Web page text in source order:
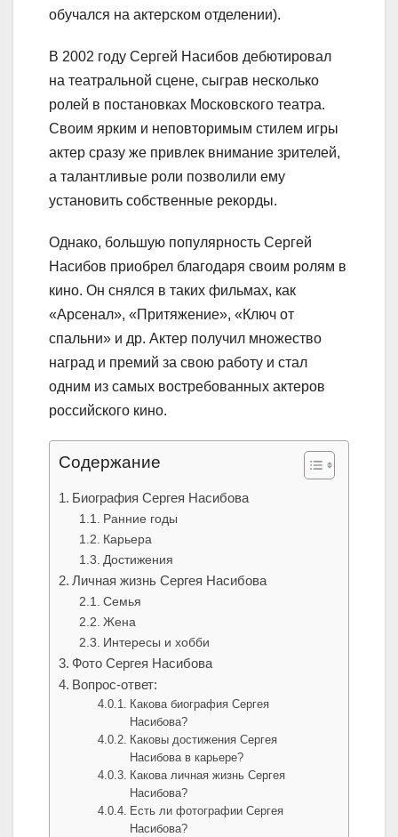
обучался на актерском отделении).
В 2002 году Сергей Насибов дебютировал
на театральной сцене, сыграв несколько
ролей в постановках Московского театра.
Своим ярким и неповторимым стилем игры
актер сразу же привлек внимание зрителей,
а талантливые роли позволили ему
установить собственные рекорды.
Однако, большую популярность Сергей
Насибов приобрел благодаря своим ролям в
кино. Он снялся в таких фильмах, как
«Арсенал», «Притяжение», «Ключ от
спальни» и др. Актер получил множество
наград и премий за свою работу и стал
одним из самых востребованных актеров
российского кино.
Содержание
Биография Сергея Насибова
Ранние годы
Карьера
Достижения
Личная жизнь Сергея Насибова
Семья
Жена
Интересы и хобби
Фото Сергея Насибова
Вопрос-ответ:
Какова биография Сергея
Насибова?
Каковы достижения Сергея
Насибова в карьере?
Какова личная жизнь Сергея
Насибова?
Есть ли фотографии Сергея
Насибова?